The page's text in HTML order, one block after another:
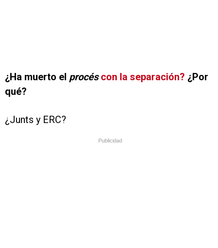
¿Ha muerto el procéscon la separación? ¿Por
qué?
¿Junts y ERC?
Publicidad